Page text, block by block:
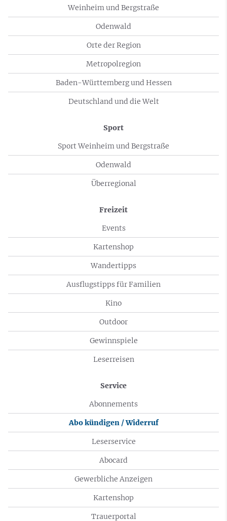
Weinheim und Bergstraße
Odenwald
Orte der Region
Metropolregion
Baden-Württemberg und Hessen
Deutschland und die Welt
Sport
Sport Weinheim und Bergstraße
Odenwald
Überregional
Freizeit
Events
Kartenshop
Wandertipps
Ausflugstipps für Familien
Kino
Outdoor
Gewinnspiele
Leserreisen
Service
Abonnements
Abo kündigen / Widerruf
Leserservice
Abocard
Gewerbliche Anzeigen
Kartenshop
Trauerportal